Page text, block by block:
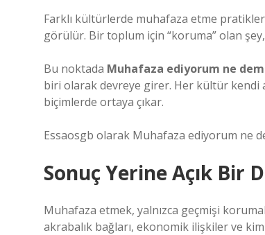
Farklı kültürlerde muhafaza etme pratikleri
görülür. Bir toplum için “koruma” olan
Bu noktada Muhafaza ediyorum ne
biri olarak devreye girer. Her kültür kendi
biçimlerde ortaya çıkar.
Essaosgb olarak Muhafaza ediyorum ne
Sonuç Yerine Açık Bir
Muhafaza etmek, yalnızca geçmişi
akrabalık bağları, ekonomik ilişkiler ve